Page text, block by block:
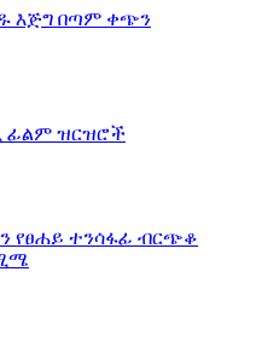
ፊልም ዝርዝሮች